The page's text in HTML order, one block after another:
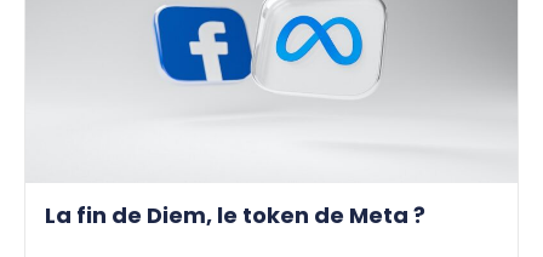
La fin de Diem, le token de Meta ?